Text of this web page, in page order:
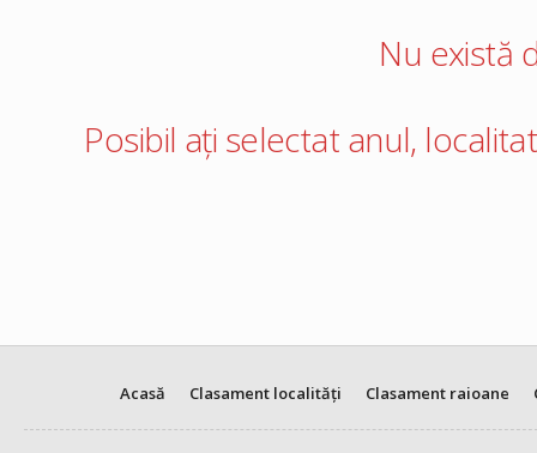
Nu există
Posibil ați selectat anul,
Acasă Clasament localități Clasament raioane